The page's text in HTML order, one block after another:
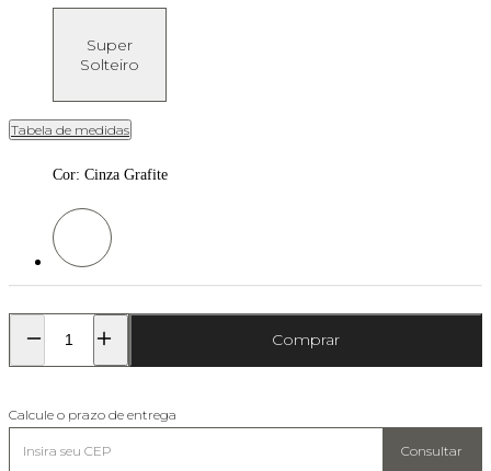
Super
Solteiro
Tabela de medidas
Cor: Cinza Grafite
Cor: Cinza Grafite
Comprar
Calcule o prazo de entrega
Consultar